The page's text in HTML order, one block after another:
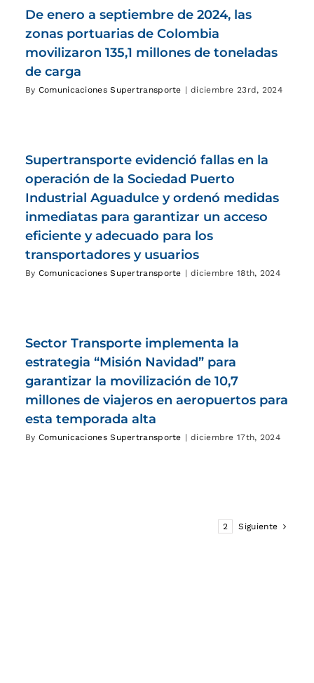
De enero a septiembre de 2024, las
zonas portuarias de Colombia
movilizaron 135,1 millones de toneladas
de carga
By Comunicaciones Supertransporte | diciembre 23rd, 2024
Supertransporte evidenció fallas en la
operación de la Sociedad Puerto
Industrial Aguadulce y ordenó medidas
inmediatas para garantizar un acceso
eficiente y adecuado para los
transportadores y usuarios
By Comunicaciones Supertransporte | diciembre 18th, 2024
Sector Transporte implementa la
estrategia “Misión Navidad” para
garantizar la movilización de 10,7
millones de viajeros en aeropuertos para
esta temporada alta
By Comunicaciones Supertransporte | diciembre 17th, 2024
2 Siguiente